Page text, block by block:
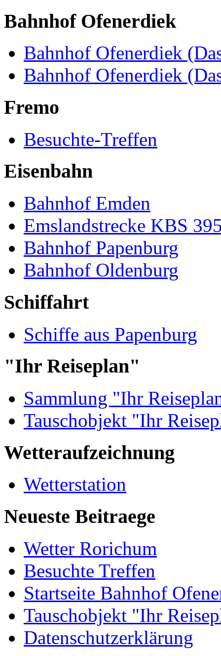
Bahnhof Ofenerdiek
Bahnhof Ofenerdiek
Bahnhof Ofenerdiek
Fremo
Besuchte-Treffen
Eisenbahn
Bahnhof Emden
Emslandstrecke KBS
Bahnhof Papenburg
Bahnhof Oldenburg
Schiffahrt
Schiffe aus Papenburg
"Ihr Reiseplan"
Sammlung "Ihr
Tauschobjekt "Ihr
Wetteraufzeichnung
Wetterstation
Neueste Beitraege
Wetter Rorichum
Besuchte Treffen
Startseite Bahnhof
Tauschobjekt "Ihr
Datenschutzerklärung